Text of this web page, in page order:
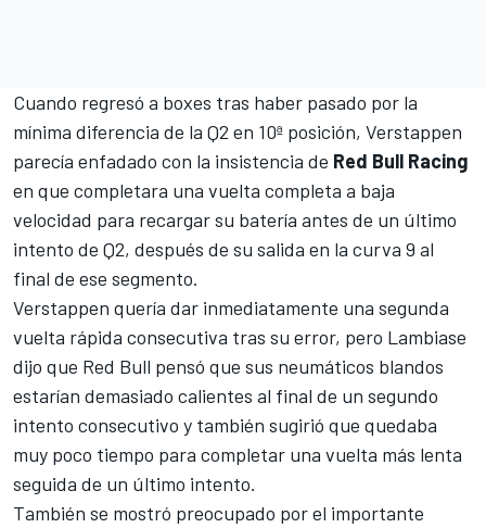
Cuando regresó a boxes tras haber pasado por la
mínima diferencia de la Q2 en 10ª posición, Verstappen
parecía enfadado con la insistencia de Red Bull Racing
en que completara una vuelta completa a baja
velocidad para recargar su batería antes de un último
intento de Q2, después de su salida en la curva 9 al
final de ese segmento.
Verstappen quería dar inmediatamente una segunda
vuelta rápida consecutiva tras su error, pero Lambiase
dijo que Red Bull pensó que sus neumáticos blandos
estarían demasiado calientes al final de un segundo
intento consecutivo y también sugirió que quedaba
muy poco tiempo para completar una vuelta más lenta
seguida de un último intento.
También se mostró preocupado por el importante